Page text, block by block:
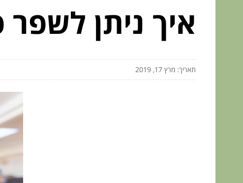
איך ניתן לשפר
תאריך: מרץ 17, 2019